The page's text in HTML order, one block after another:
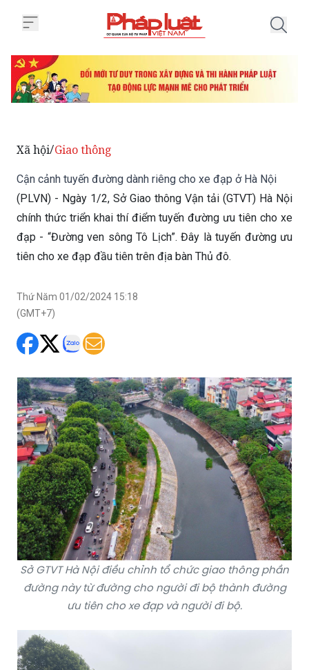
Xã hội/Giao thông
Cận cảnh tuyến đường dành riêng cho xe đạp ở Hà Nội
(PLVN) - Ngày 1/2, Sở Giao thông Vận tải (GTVT) Hà Nội
chính thức triển khai thí điểm tuyến đường ưu tiên cho xe
đạp - “Đường ven sông Tô Lịch”. Đây là tuyến đường ưu
tiên cho xe đạp đầu tiên trên địa bàn Thủ đô.
Thứ Năm 01/02/2024 15:18
(GMT+7)
Sở GTVT Hà Nội điều chỉnh tổ chức giao thông phần
đường này từ đường cho người đi bộ thành đường
ưu tiên cho xe đạp và người đi bộ.